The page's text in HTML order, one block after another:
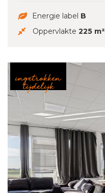
Energie label B
Oppervlakte 225 m²
ingetrokken
tijdelijk